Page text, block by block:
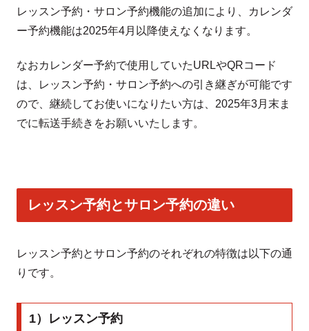
レッスン予約・サロン予約機能の追加により、カレンダ
ー予約機能は2025年4月以降使えなくなります。
なおカレンダー予約で使用していたURLやQRコード
は、レッスン予約・サロン予約への引き継ぎが可能です
ので、継続してお使いになりたい方は、2025年3月末ま
でに転送手続きをお願いいたします。
レッスン予約とサロン予約の違い
レッスン予約とサロン予約のそれぞれの特徴は以下の通
りです。
1）レッスン予約